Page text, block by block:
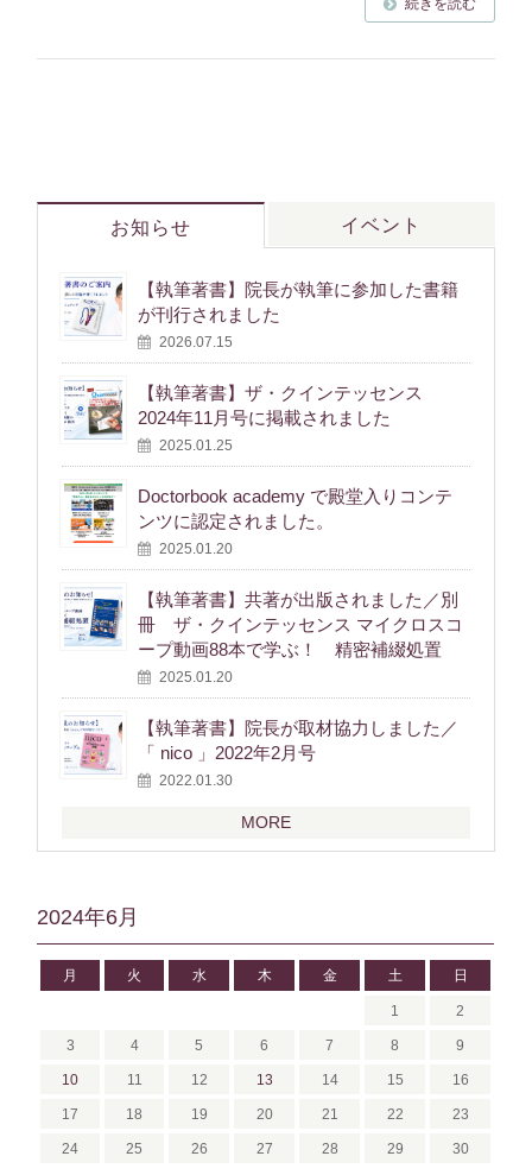
続きを読む
お知らせ イベント
【執筆著書】院長が執筆に参加した書籍
が刊行されました
2026.07.15
【執筆著書】ザ・クインテッセンス
2024年11月号に掲載されました
2025.01.25
Doctorbook academy で殿堂入りコンテ
ンツに認定されました。
2025.01.20
【執筆著書】共著が出版されました／別
冊 ザ・クインテッセンス マイクロスコ
ープ動画88本で学ぶ！ 精密補綴処置
2025.01.20
【執筆著書】院長が取材協力しました／
「 nico 」2022年2月号
2022.01.30
MORE
2024年6月
月 火 水 木 金 土 日
1 2
3 4 5 6 7 8 9
10 11 12 13 14 15 16
17 18 19 20 21 22 23
24 25 26 27 28 29 30